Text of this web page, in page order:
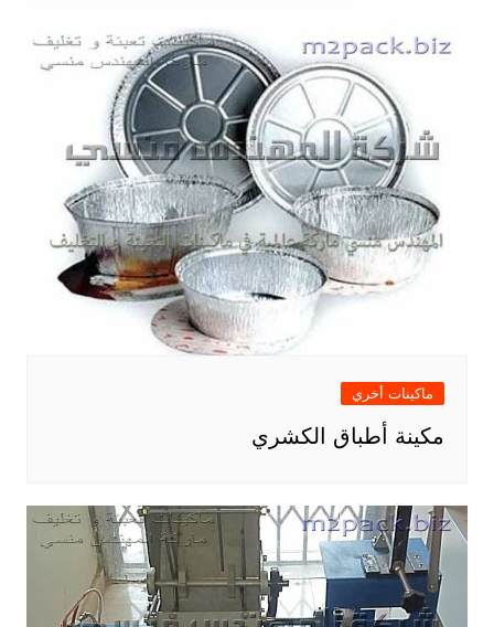
ماكينات أخري
مكينة أطباق الكشري